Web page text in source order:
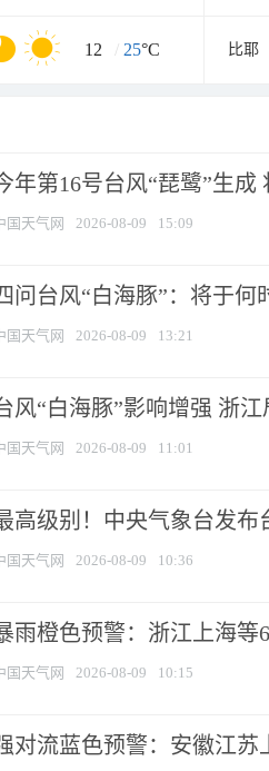
12 / 25°C 比耶
年第16号台风“琵鹭”生
国天气网 2026-08-09 15:09
问台风“白海豚”：将于
国天气网 2026-08-09 13:21
风“白海豚”影响增强 浙
国天气网 2026-08-09 11:01
高级别！中央气象台发布
国天气网 2026-08-09 10:36
雨橙色预警：浙江上海等
国天气网 2026-08-09 10:15
对流蓝色预警：安徽江苏